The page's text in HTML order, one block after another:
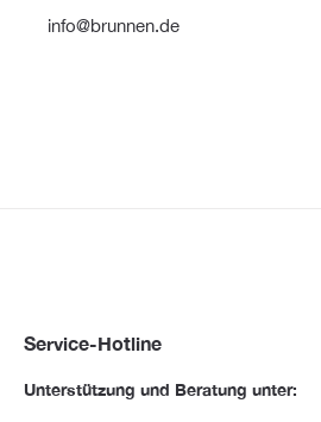
info@brunnen.de
Service-Hotline
Unterstützung und Beratung unter: